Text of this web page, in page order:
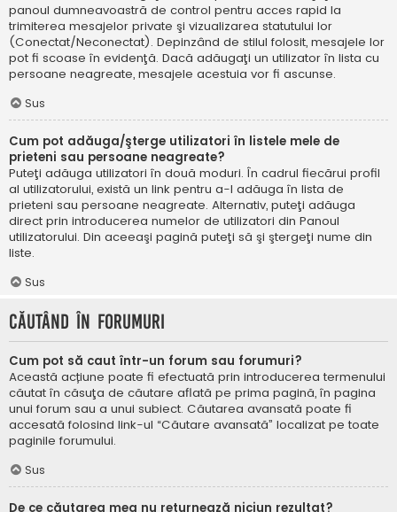
panoul dumneavoastră de control pentru acces rapid la
trimiterea mesajelor private şi vizualizarea statutului lor
(Conectat/Neconectat). Depinzând de stilul folosit, mesajele lor
pot fi scoase în evidenţă. Dacă adăugaţi un utilizator în lista cu
persoane neagreate, mesajele acestuia vor fi ascunse.
Sus
Cum pot adăuga/şterge utilizatori în listele mele de
prieteni sau persoane neagreate?
Puteţi adăuga utilizatori în două moduri. În cadrul fiecărui profil
al utilizatorului, există un link pentru a-l adăuga în lista de
prieteni sau persoane neagreate. Alternativ, puteţi adăuga
direct prin introducerea numelor de utilizatori din Panoul
utilizatorului. Din aceeaşi pagină puteţi să şi ştergeţi nume din
liste.
Sus
Căutând în forumuri
Cum pot să caut într-un forum sau forumuri?
Această acțiune poate fi efectuată prin introducerea termenului
căutat în căsuţa de căutare aflată pe prima pagină, în pagina
unui forum sau a unui subiect. Căutarea avansată poate fi
accesată folosind link-ul “Căutare avansată” localizat pe toate
paginile forumului.
Sus
De ce căutarea mea nu returnează niciun rezultat?